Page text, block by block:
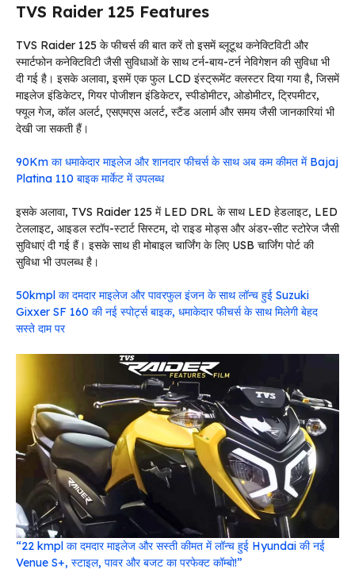
TVS Raider 125 Features
TVS Raider 125 के फीचर्स की बात करें तो इसमें ब्लूटूथ कनेक्टिविटी और
स्मार्टफोन कनेक्टिविटी जैसी सुविधाओं के साथ टर्न-बाय-टर्न नेविगेशन की सुविधा भी
दी गई है। इसके अलावा, इसमें एक फुल LCD इंस्ट्रूमेंट क्लस्टर दिया गया है, जिसमें
माइलेज इंडिकेटर, गियर पोजीशन इंडिकेटर, स्पीडोमीटर, ओडोमीटर, ट्रिपमीटर,
फ्यूल गेज, कॉल अलर्ट, एसएमएस अलर्ट, स्टैंड अलार्म और समय जैसी जानकारियां भी
देखी जा सकती हैं।
90Km का धमाकेदार माइलेज और शानदार फीचर्स के साथ अब कम कीमत में Bajaj
Platina 110 बाइक मार्केट में उपलब्ध
इसके अलावा, TVS Raider 125 में LED DRL के साथ LED हेडलाइट, LED
टेललाइट, आइडल स्टॉप-स्टार्ट सिस्टम, दो राइड मोड्स और अंडर-सीट स्टोरेज जैसी
सुविधाएं दी गई हैं। इसके साथ ही मोबाइल चार्जिंग के लिए USB चार्जिंग पोर्ट की
सुविधा भी उपलब्ध है।
50kmpl का दमदार माइलेज और पावरफुल इंजन के साथ लॉन्च हुई Suzuki
Gixxer SF 160 की नई स्पोर्ट्स बाइक, धमाकेदार फीचर्स के साथ मिलेगी बेहद
सस्ते दाम पर
“22 kmpl का दमदार माइलेज और सस्ती कीमत में लॉन्च हुई Hyundai की नई
Venue S+, स्टाइल, पावर और बजट का परफेक्ट कॉम्बो!”